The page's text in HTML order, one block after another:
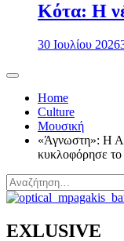
Κότα: Η
30 Ιουλίου 2026
Home
Culture
Μουσική
«Άγνωστη»: Η
κυκλοφόρησε το
Αναζήτηση
για:
EXLUSIVE